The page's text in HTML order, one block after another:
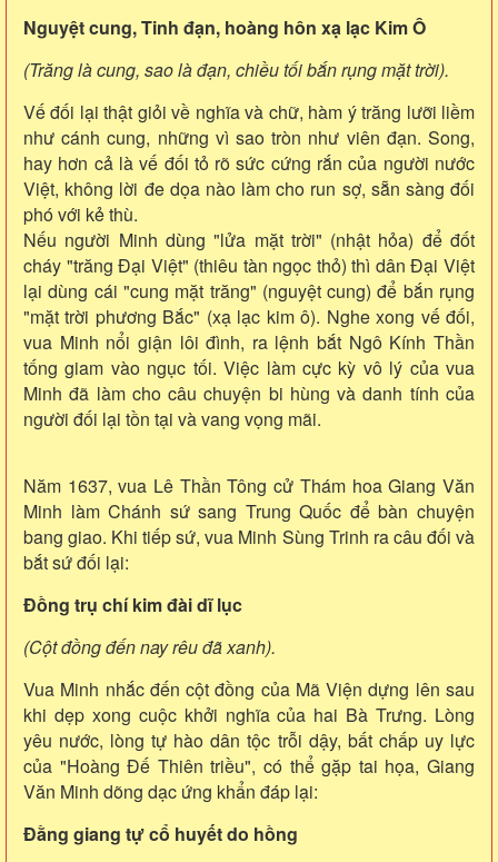
Nguyệt cung, Tinh đạn, hoàng hôn xạ lạc Kim Ô
(Trăng là cung, sao là đạn, chiều tối bắn rụng mặt trời).
Vế đối lại thật giỏi về nghĩa và chữ, hàm ý trăng lưỡi liềm
như cánh cung, những vì sao tròn như viên đạn. Song,
hay hơn cả là vế đối tỏ rõ sức cứng rắn của người nước
Việt, không lời đe dọa nào làm cho run sợ, sẵn sàng đối
phó với kẻ thù.
Nếu người Minh dùng "lửa mặt trời" (nhật hỏa) để đốt
cháy "trăng Đại Việt" (thiêu tàn ngọc thỏ) thì dân Đại Việt
lại dùng cái "cung mặt trăng" (nguyệt cung) để bắn rụng
"mặt trời phương Bắc" (xạ lạc kim ô). Nghe xong vế đối,
vua Minh nổi giận lôi đình, ra lệnh bắt Ngô Kính Thần
tống giam vào ngục tối. Việc làm cực kỳ vô lý của vua
Minh đã làm cho câu chuyện bi hùng và danh tính của
người đối lại tồn tại và vang vọng mãi.
Năm 1637, vua Lê Thần Tông cử Thám hoa Giang Văn
Minh làm Chánh sứ sang Trung Quốc để bàn chuyện
bang giao. Khi tiếp sứ, vua Minh Sùng Trinh ra câu đối và
bắt sứ đối lại:
Đồng trụ chí kim đài dĩ lục
(Cột đồng đến nay rêu đã xanh).
Vua Minh nhắc đến cột đồng của Mã Viện dựng lên sau
khi dẹp xong cuộc khởi nghĩa của hai Bà Trưng. Lòng
yêu nước, lòng tự hào dân tộc trỗi dậy, bất chấp uy lực
của "Hoàng Đế Thiên triều", có thể gặp tai họa, Giang
Văn Minh dõng dạc ứng khẩn đáp lại:
Đằng giang tự cổ huyết do hồng